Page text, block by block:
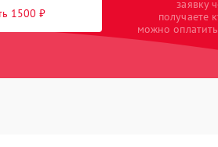
1500 ₽
заявку
получаете
можно